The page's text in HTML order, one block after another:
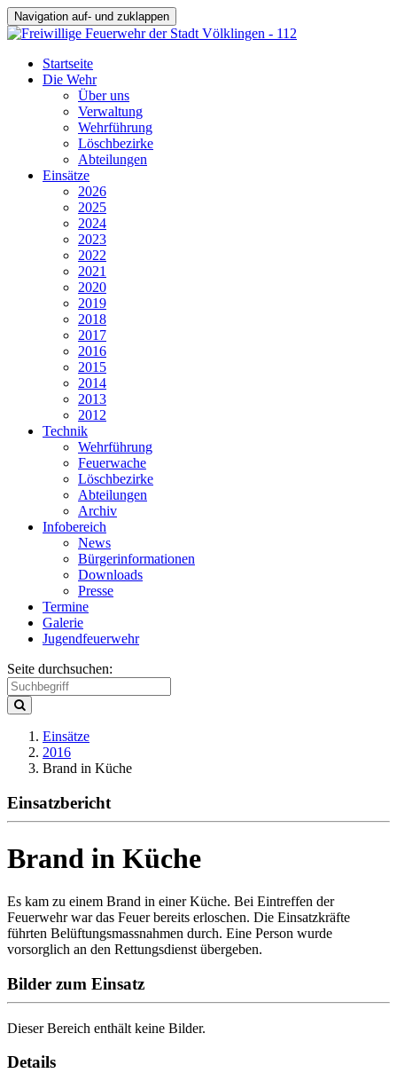
Navigation auf- und zuklappen
Startseite
Die Wehr
Über uns
Verwaltung
Wehrführung
Löschbezirke
Abteilungen
Einsätze
2026
2025
2024
2023
2022
2021
2020
2019
2018
2017
2016
2015
2014
2013
2012
Technik
Wehrführung
Feuerwache
Löschbezirke
Abteilungen
Archiv
Infobereich
News
Bürgerinformationen
Downloads
Presse
Termine
Galerie
Jugendfeuerwehr
Seite durchsuchen:
Einsätze
2016
Brand in Küche
Einsatzbericht
Brand in Küche
Es kam zu einem Brand in einer Küche. Bei Eintreffen der
Feuerwehr war das Feuer bereits erloschen. Die Einsatzkräfte
führten Belüftungsmassnahmen durch. Eine Person wurde
vorsorglich an den Rettungsdienst übergeben.
Bilder zum Einsatz
Dieser Bereich enthält keine Bilder.
Details